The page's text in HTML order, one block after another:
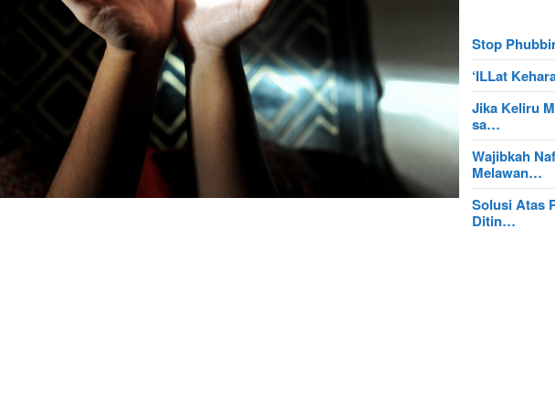
Stop
‘ILLat
Jika Keliru
sa…
Wajibkah
Melawan…
Solusi Atas
Ditin…